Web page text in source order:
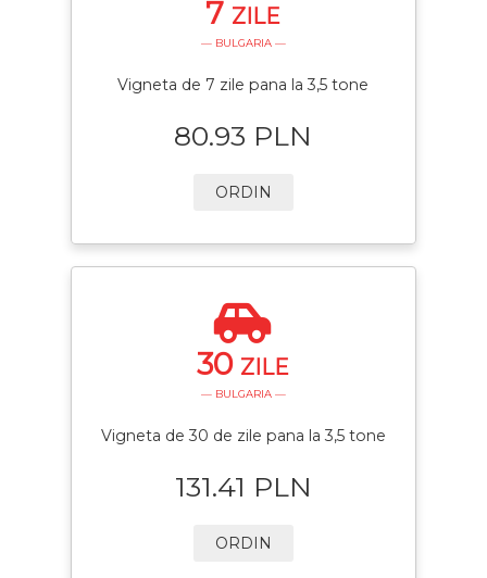
7 ZILE
— BULGARIA —
Vigneta de 7 zile pana la 3,5 tone
80.93 PLN
ORDIN
30 ZILE
— BULGARIA —
Vigneta de 30 de zile pana la 3,5 tone
131.41 PLN
ORDIN